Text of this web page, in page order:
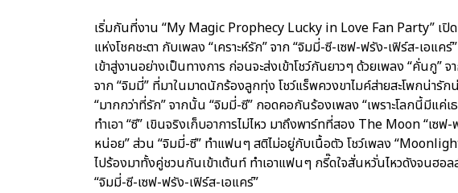
เริ่มกันที่งาน “My Magic Prophecy Lucky in Love Fan Party” เปิ
แห่งโชคชะตา กับเพลง “เคราะห์รัก” จาก “จิมมี่-ซี-เซฟ-ฟรัง-เฟิร์ส-เอ
เข้าสู่งานอย่างเป็นทางการ ก่อนจะส่งเข้าโชว์กันยาวๆ ด้วยเพลง “คั่นกู”
จาก “จิมมี่” ที่มาในมาดนักร้องลูกทุ่ง โชว์แร็พควงขาไมค์ส่ายสะโพกน่ารั
“มากกว่าที่รัก” จากนั้น “จิมมี่-ซี” กอดคอกันร้องเพลง “เพราะโลกนี้มีแค่เ
ทำเอา “ซี” เขินจริงเก็บอาการไม่ไหว มาถึงพาร์ทที่สอง The Moon “เซ
หน่อย” ส่วน “จิมมี่-ซี” ทำแฟนๆ สติไม่อยู่กับเนื้อตัว โชว์เพลง
ไปร้องมาทั้งคู่ชวนกันเข้าเต้นท์ ทำเอาแฟนๆ กรี๊ดใจสั่นหวั่นไหวดังจนฮอ
“จิมมี่-ซี-เซฟ-ฟรัง-เฟิร์ส-เอแคร์”